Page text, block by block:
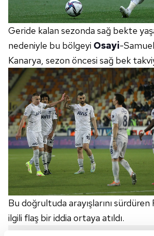
Geride kalan sezonda sağ bekte
nedeniyle bu bölgeyi Osayi-
Kanarya, sezon öncesi sağ bek
Bu doğrultuda arayışlarını
ilgili flaş bir iddia ortaya atıldı.